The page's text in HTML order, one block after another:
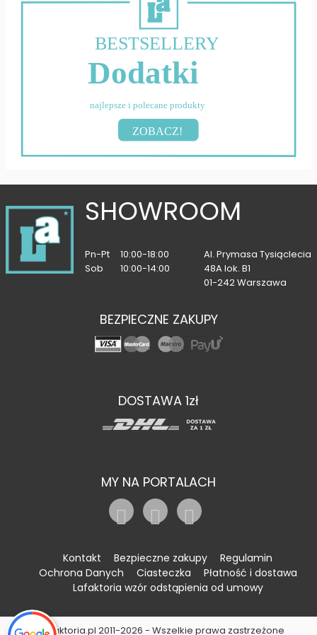
BESTSELLERY
Dodatki
najlepsze i polecane produkty
ZOBACZ!
SHOWROOM
Pn-Pt
10:00-18:00
Sob
10:00-14:00
Al. Prymasa Tysiąclecia
48A lok. B1
01-242 Warszawa
BEZPIECZNE ZAKUPY
DOSTAWA 1zł
MY NA PORTALACH
Kontakt Bezpieczne zakupy
Regulamin
Ochrona Danych
Ciasteczka
Płatność i dostawa
Lafaktoria wzór odstąpienia od umowy
©Lafaktoria.pl 2011-2026 - Wszelkie prawa zastrzeżone